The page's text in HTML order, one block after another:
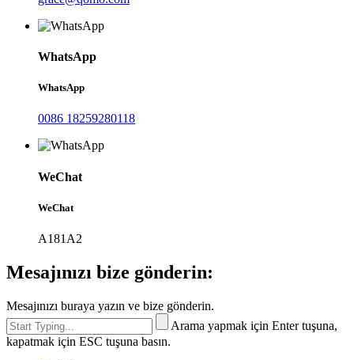
WhatsApp
WhatsApp
0086 18259280118
WeChat
WeChat
A181A2
Mesajınızı bize gönderin:
Mesajınızı buraya yazın ve bize gönderin.
Arama yapmak için Enter tuşuna,
kapatmak için ESC tuşuna basın.